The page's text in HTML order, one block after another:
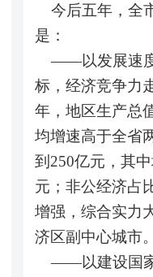
今后五年，全
是：
——以发展速度
标，经济竞争力
年，地区生产总
均增速高于全省
到250亿元，其
元；非公经济占
增强，综合实力
济区副中心城市。
——以建设国家